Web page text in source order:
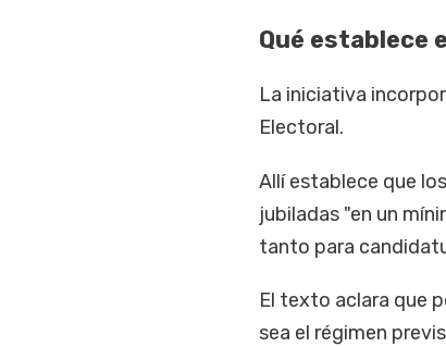
Qué establece
La iniciativa
Electoral.
Allí establece que
jubiladas "en un
tanto para
El texto aclara que
sea el régimen